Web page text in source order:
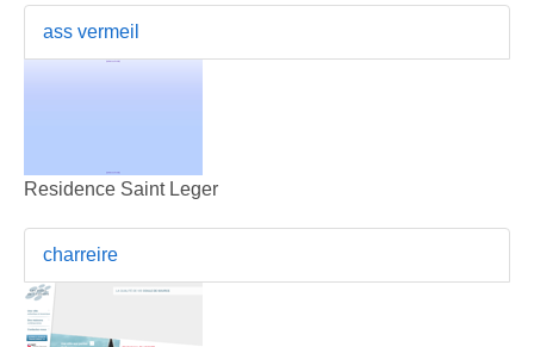
ass vermeil
Residence Saint Leger
charreire